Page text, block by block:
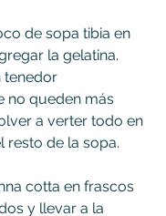
de sopa tibia en
la gelatina.
tenedor
no queden más
a verter todo en
resto de la sopa.
cotta en frascos
y llevar a la